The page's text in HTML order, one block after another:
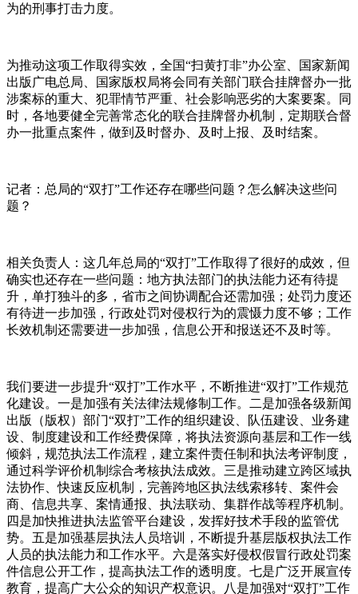
为的刑事打击力度。
为推动这项工作取得实效，全国“扫黄打非”办公室、国家新闻
出版广电总局、国家版权局将会同有关部门联合挂牌督办一批
涉案标的重大、犯罪情节严重、社会影响恶劣的大案要案。同
时，各地要健全完善常态化的联合挂牌督办机制，定期联合督
办一批重点案件，做到及时督办、及时上报、及时结案。
记者：总局的“双打”工作还存在哪些问题？怎么解决这些问
题？
相关负责人：这几年总局的“双打”工作取得了很好的成效，但
确实也还存在一些问题：地方执法部门的执法能力还有待提
升，单打独斗的多，省市之间协调配合还需加强；处罚力度还
有待进一步加强，行政处罚对侵权行为的震慑力度不够；工作
长效机制还需要进一步加强，信息公开和报送还不及时等。
我们要进一步提升“双打”工作水平，不断推进“双打”工作规范
化建设。一是加强有关法律法规修制工作。二是加强各级新闻
出版（版权）部门“双打”工作的组织建设、队伍建设、业务建
设、制度建设和工作经费保障，将执法资源向基层和工作一线
倾斜，规范执法工作流程，建立案件责任制和执法考评制度，
通过科学评价机制综合考核执法成效。三是推动建立跨区域执
法协作、快速反应机制，完善跨地区执法线索移转、案件会
商、信息共享、案情通报、执法联动、集群作战等程序机制。
四是加快推进执法监管平台建设，发挥好技术手段的监管优
势。五是加强基层执法人员培训，不断提升基层版权执法工作
人员的执法能力和工作水平。六是落实好侵权假冒行政处罚案
件信息公开工作，提高执法工作的透明度。七是广泛开展宣传
教育，提高广大公众的知识产权意识。八是加强对“双打”工作